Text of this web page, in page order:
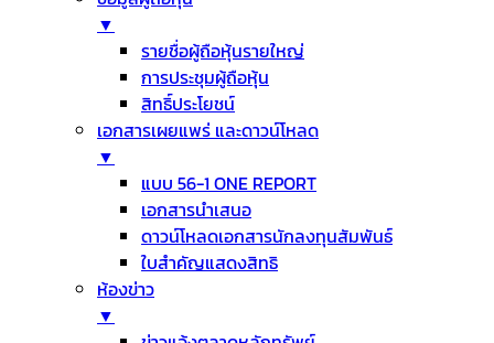
▼
รายชื่อผู้ถือหุ้นรายใหญ่
การประชุมผู้ถือหุ้น
สิทธิ์ประโยชน์
เอกสารเผยแพร่ และดาวน์โหลด
▼
แบบ 56-1 ONE REPORT
เอกสารนำเสนอ
ดาวน์โหลดเอกสารนักลงทุนสัมพันธ์
ใบสำคัญแสดงสิทธิ
ห้องข่าว
▼